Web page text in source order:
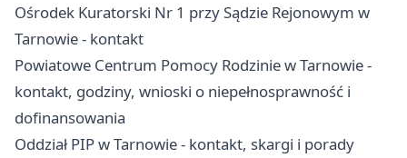
Ośrodek Kuratorski Nr 1 przy Sądzie Rejonowym w
Tarnowie - kontakt
Powiatowe Centrum Pomocy Rodzinie w Tarnowie -
kontakt, godziny, wnioski o niepełnosprawność i
dofinansowania
Oddział PIP w Tarnowie - kontakt, skargi i porady